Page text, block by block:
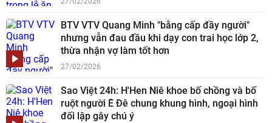
BTV VTV Quang Minh "bằng cấp đầy người"
nhưng vẫn đau đầu khi dạy con trai học lớp 2,
thừa nhận vợ làm tốt hơn
27/02/2026
Sao Việt 24h: H'Hen Niê khoe bố chồng và bố
ruột người Ê Đê chung khung hình, ngoại hình
đối lập gây chú ý